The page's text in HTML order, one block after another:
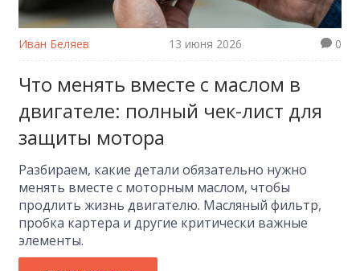
Иван Беляев 13 июня 2026 0
Что менять вместе с маслом в
двигателе: полный чек-лист для
защиты мотора
Разбираем, какие детали обязательно нужно
менять вместе с моторным маслом, чтобы
продлить жизнь двигателю. Масляный фильтр,
пробка картера и другие критически важные
элементы.